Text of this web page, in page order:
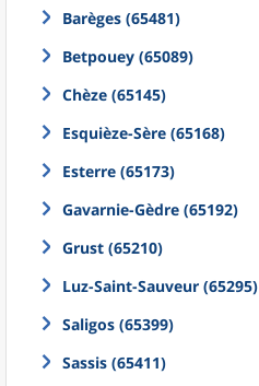
Barèges (65481)
Betpouey (65089)
Chèze (65145)
Esquièze-Sère (65168)
Esterre (65173)
Gavarnie-Gèdre (65192)
Grust (65210)
Luz-Saint-Sauveur (65295)
Saligos (65399)
Sassis (65411)